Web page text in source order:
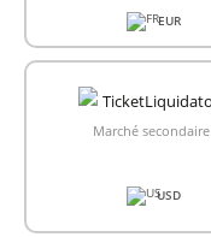
EUR
Marché secondaire
USD